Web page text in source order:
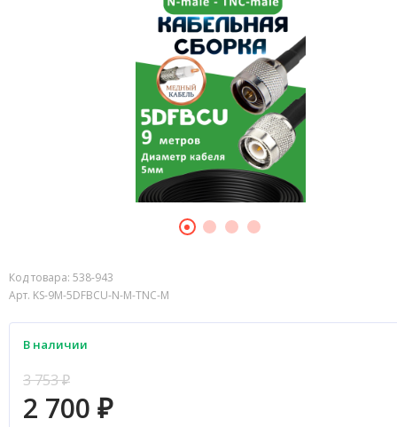
Код товара: 538-943
Арт. KS-9M-5DFBCU-N-M-TNC-M
В наличии
3 753₽
2 700 ₽